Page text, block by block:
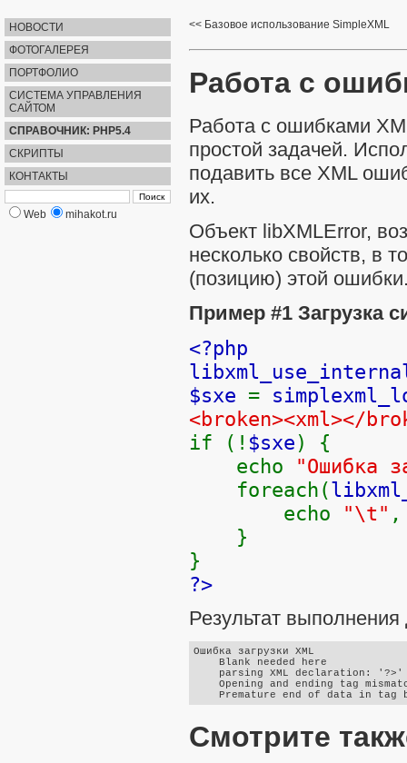
НОВОСТИ
ФОТОГАЛЕРЕЯ
ПОРТФОЛИО
СИСТЕМА УПРАВЛЕНИЯ
САЙТОМ
СПРАВОЧНИК: PHP5.4
СКРИПТЫ
КОНТАКТЫ
Web mihakot.ru
Базовое использование SimpleXML
Работа с
Работа с ошибками
простой задачей.
подавить все XML
их.
Объект libXMLError,
несколько свойств, в
(позицию) этой
Пример #1 Загрузка
<?php
$sxe =
<broken><xml></
if (! $sxe) {
echo
"Ошибка
foreach(
echo
"\t"
}
}
?>
Результат
Ошибка загрузки XML
    Blank needed here
parsing XML declaration: '?>'
Opening and ending tag
Смотрите